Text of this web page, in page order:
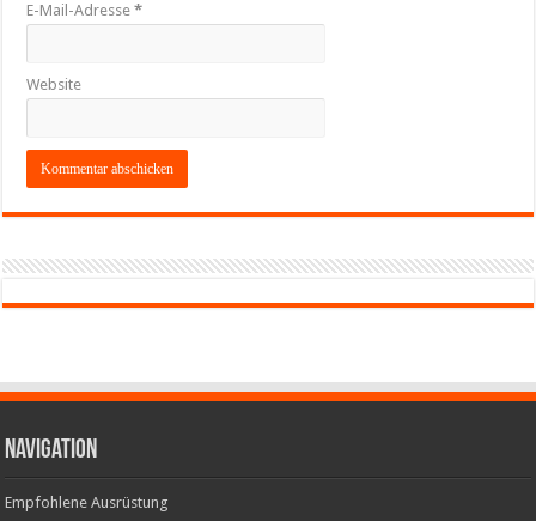
E-Mail-Adresse*
Website
Navigation
Empfohlene Ausrüstung